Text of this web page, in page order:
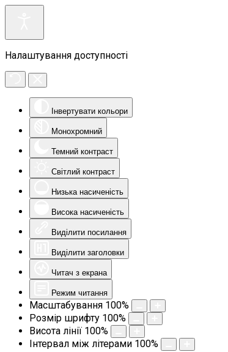
Налаштування доступності
Інвертувати кольори
Монохромний
Темний контраст
Світлий контраст
Низька насиченість
Висока насиченість
Виділити посилання
Виділити заголовки
Читач з екрана
Режим читання
Масштабування 100%
Розмір шрифту 100%
Висота лінії 100%
Інтервал між літерами 100%